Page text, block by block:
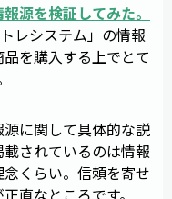
報源を検証してみた。
レシステム」の情報
を購入する上でとて
に関して具体的な説
されているのは情報
くらい。信頼を寄せ
直なところです。